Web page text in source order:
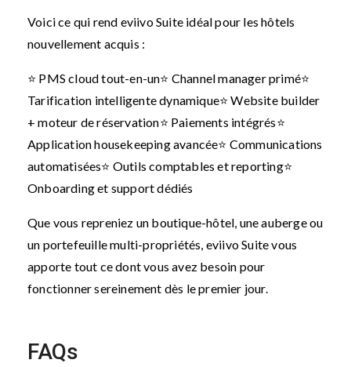
Voici ce qui rend eviivo Suite idéal pour les hôtels
nouvellement acquis :
⭐ PMS cloud tout-en-un⭐ Channel manager primé⭐
Tarification intelligente dynamique⭐ Website builder
+ moteur de réservation⭐ Paiements intégrés⭐
Application housekeeping avancée⭐ Communications
automatisées⭐ Outils comptables et reporting⭐
Onboarding et support dédiés
Que vous repreniez un boutique-hôtel, une auberge ou
un portefeuille multi-propriétés, eviivo Suite vous
apporte tout ce dont vous avez besoin pour
fonctionner sereinement dès le premier jour.
FAQs